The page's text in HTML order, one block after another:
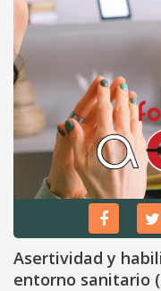
Asertividad y
entorno sanitario